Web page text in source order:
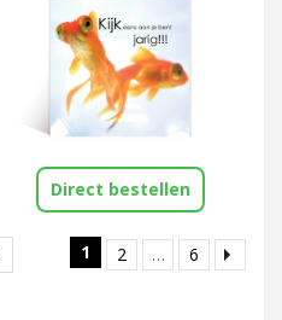
Direct bestellen
1 2 … 6